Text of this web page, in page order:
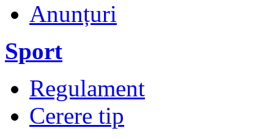
Anunțuri
Sport
Regulament
Cerere tip